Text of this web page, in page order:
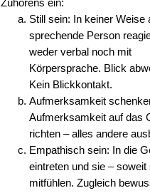
Zuhörens ein:
Still sein: In keiner Weise
sprechende Person
weder verbal noch mit
Körpersprache. Blick
Kein Blickkontakt.
Aufmerksamkeit
Aufmerksamkeit auf das
richten – alles andere
Empathisch sein: In die
eintreten und sie – soweit
mitfühlen. Zugleich